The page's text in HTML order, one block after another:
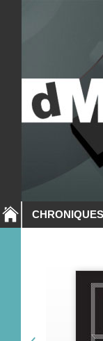
CHRONIQUES